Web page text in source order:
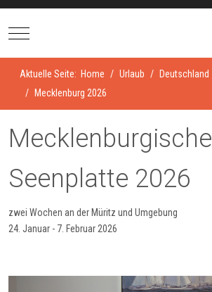
Mobile Menu Toggle
Aktuelle Seite: Home Urlaub
Deutschland
Mecklenburg 2026
Mecklenburgische
Seenplatte 2026
zwei Wochen an der Müritz und Umgebung
24. Januar - 7. Februar 2026